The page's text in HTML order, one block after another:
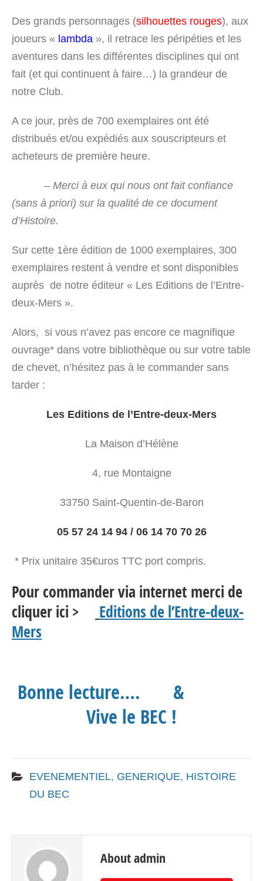
Des grands personnages (silhouettes rouges), aux
joueurs « lambda », il retrace les péripéties et les
aventures dans les différentes disciplines qui ont
fait (et qui continuent à faire…) la grandeur de
notre Club.
A ce jour, près de 700 exemplaires ont été
distribués et/ou expédiés aux souscripteurs et
acheteurs de première heure.
– Merci à eux qui nous ont fait confiance
(sans à priori) sur la qualité de ce document
d’Histoire.
Sur cette 1ère édition de 1000 exemplaires, 300
exemplaires restent à vendre et sont disponibles
auprès de notre éditeur « Les Editions de l’Entre-
deux-Mers ».
Alors, si vous n’avez pas encore ce magnifique
ouvrage* dans votre bibliothèque ou sur votre table
de chevet, n’hésitez pas à le commander sans
tarder :
Les Editions de l’Entre-deux-Mers
La Maison d’Hélène
4, rue Montaigne
33750 Saint-Quentin-de-Baron
05 57 24 14 94 / 06 14 70 70 26
* Prix unitaire 35€uros TTC port compris.
Pour commander via internet merci de
cliquer ici >
Editions de l’Entre-deux-
Mers
Bonne lecture…. &
Vive le BEC !
EVENEMENTIEL, GENERIQUE, HISTOIRE
DU BEC
About admin